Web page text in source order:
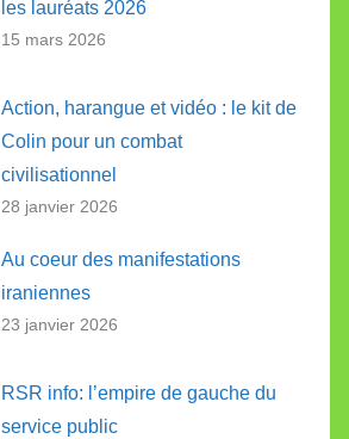
les lauréats 2026
15 mars 2026
Action, harangue et vidéo : le kit de
Colin pour un combat
civilisationnel
28 janvier 2026
Au coeur des manifestations
iraniennes
23 janvier 2026
RSR info: l’empire de gauche du
service public